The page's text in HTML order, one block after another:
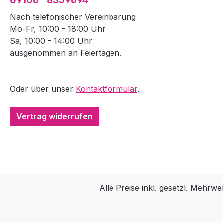
Nach telefonischer Vereinbarung
Mo-Fr, 10:00 - 18:00 Uhr
Sa, 10:00 - 14:00 Uhr
ausgenommen an Feiertagen.
Oder über unser Kontaktformular.
Vertrag widerrufen
Alle Preise inkl. gesetzl.